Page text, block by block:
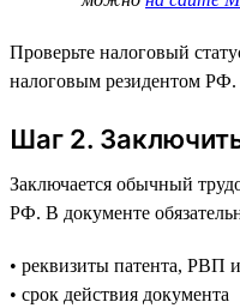
Проверьте налоговый
налоговым резидентом РФ.
Шаг 2.
Заключается обычный
РФ. В документе
• реквизиты патента,
• срок действия документа